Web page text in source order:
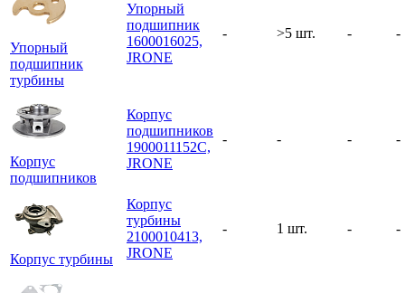
Упорный
подшипник
турбины
Упорный
подшипник
1600016025,
JRONE
- >5 шт. - -
Корпус
подшипников
Корпус
подшипников
1900011152C,
JRONE
- - - -
Корпус турбины
Корпус
турбины
2100010413,
JRONE
- 1 шт. - -